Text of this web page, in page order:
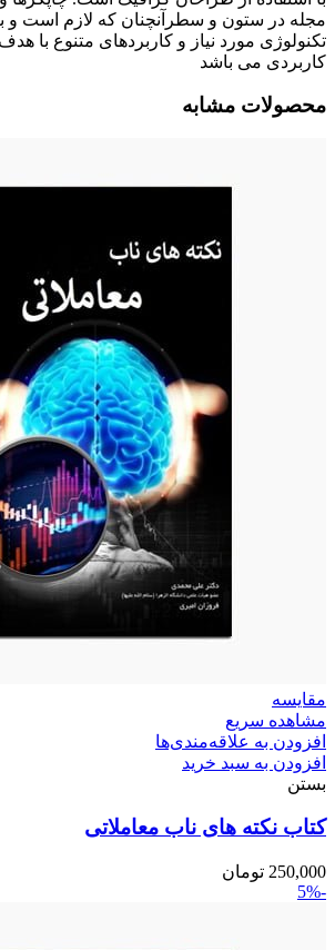
مجله در ستون و سطرآنچنان که لازم است و
تکنولوژی مورد نیاز و کاربردهای متنوع با هدف
کاربردی می باشد
محصولات مشابه
مقایسه
مشاهده سریع
افزودن به علاقه‌مندی‌ها
افزودن به سبد خرید
بستن
کتاب نکته های ناب معاملاتی
250,000 تومان
-5%